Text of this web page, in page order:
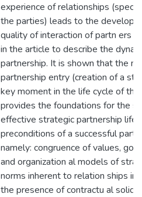
experience of relationships
the parties) leads to the
quality of interaction of partn ers
in the article to describe the
partnership. It is shown that the
partnership entry (creation of a
key moment in the life cycle of
provides the foundations for the
effective strategic partnership life
preconditions of a successful
namely: congruence of values,
and organization al models of
norms inherent to relation ships in
the presence of contractu al